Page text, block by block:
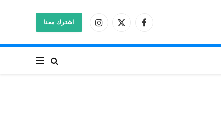
فيسبوكX
الانستغراماشترك معنا